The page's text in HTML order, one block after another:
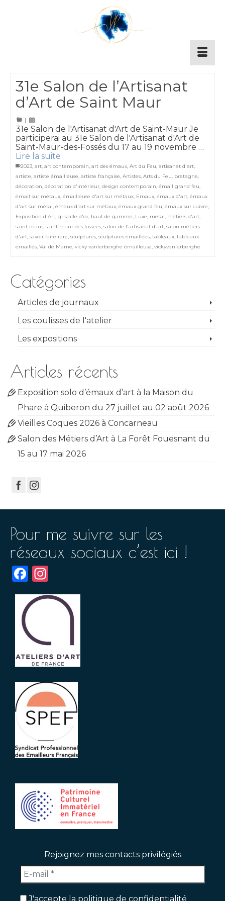
31e Salon de l’Artisanat
d’Art de Saint Maur
|
31e Salon de l'Artisanat d'Art de Saint-Maur Je
participerai au 31e Salon de l'Artisanat d'Art de
Saint-Maur-des-Fossés du 17 au 19 novembre …
Lire la suite
2023, art, art contemporain, art des émaux, Art du Feu, artisanat d'art,
artiste, artiste émailleuse, artiste française, Artistes, Arts du Feu, bretagne,
décoration, décoration d'intérieur, design contemporain, émail grand feu,
émail sur métaux, émailleuse d'art sur métaux, Emaux, émaux d'art, émaux
d'art sur métal, émaux d'art sur métaux, émaux grand feu, émaux sur cuivre,
Exposition d'Art, grisaille d'or, haut de gamme, Luxe, metal, métiers d'art,
saint maur, saint maur des fossées, salon de l'artisanat d'art, salon métiers
d'art, savoir faire rare, sculptures, sculptures émaillées, tableaux, tableaux
émaillés, Val de Marne, vicky vanlerberghe émailleuse, vickyvanlerberghe
Catégories
Articles de journaux
Les coulisses de l'atelier
Les expositions
Articles récents
Exposition solo d’émaux d’art à la Maison du
Phare à Quiberon du 27 juillet au 02 août 2026
Vieilles Coques 2026 à Concarneau
Salon des Métiers d’Art à La Forêt Fouesnant du
15 au 17 mai 2026
Pour me suivre sur les
réseaux sociaux c’est ici !
Facebook
Rejoignez mes contacts privilégiés
J'accepte la politique de confidentialité